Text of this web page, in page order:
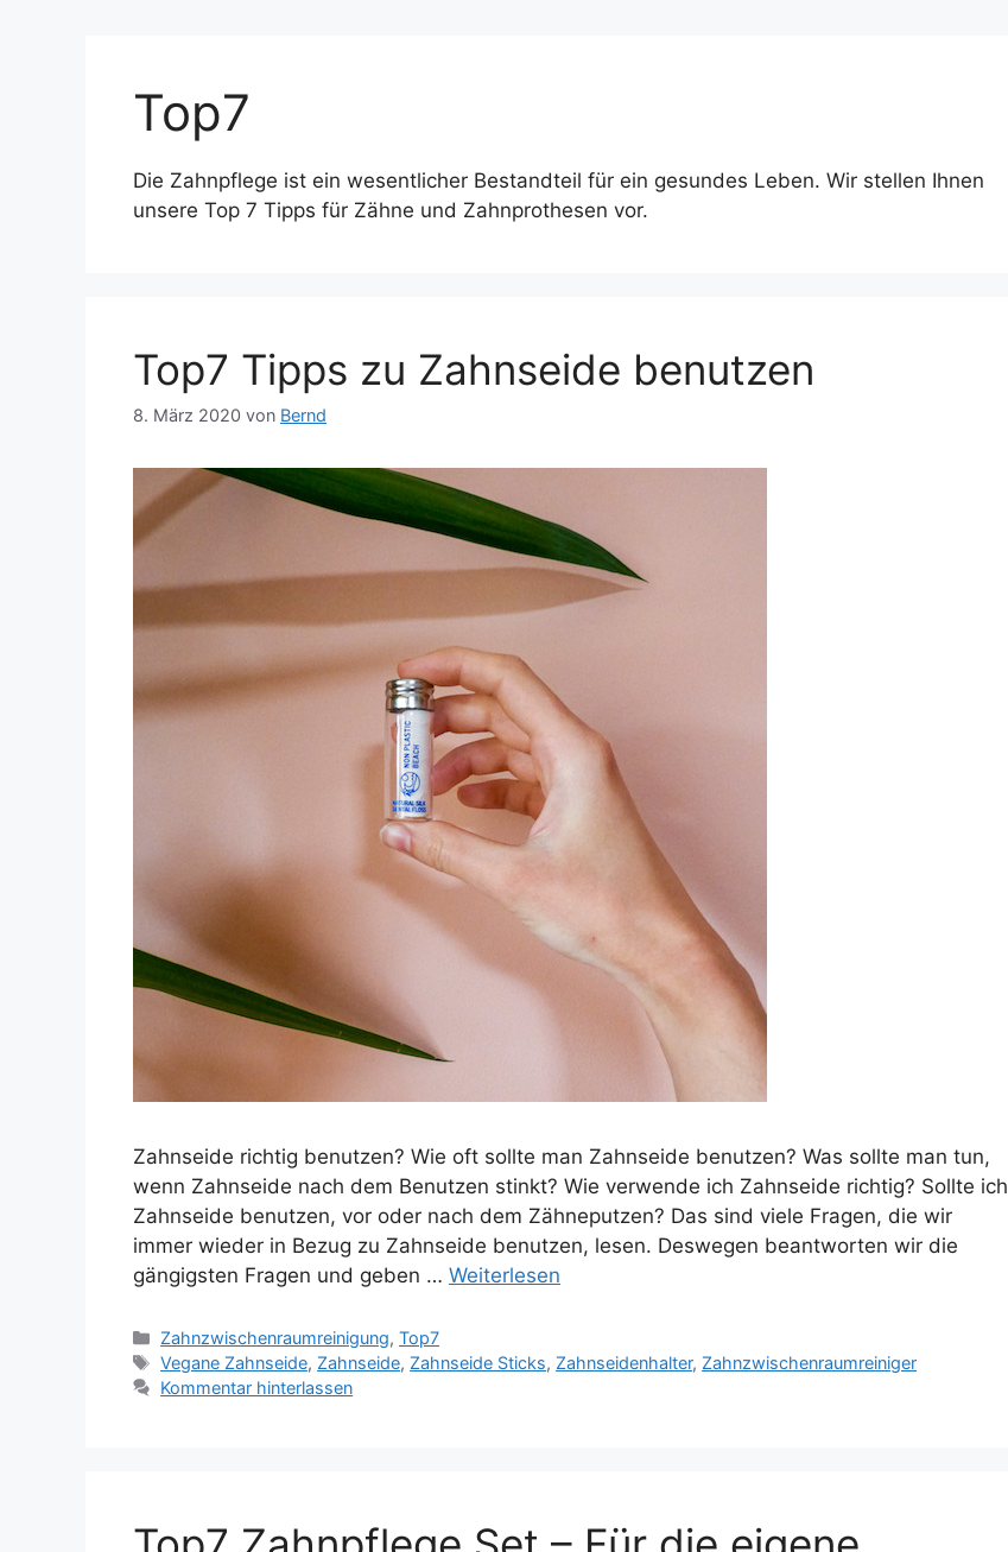
Top7
Die Zahnpflege ist ein wesentlicher Bestandteil für ein gesundes Leben. Wir stellen Ihnen
unsere Top 7 Tipps für Zähne und Zahnprothesen vor.
Top7 Tipps zu Zahnseide benutzen
8. März 2020 von Bernd
Zahnseide richtig benutzen? Wie oft sollte man Zahnseide benutzen? Was sollte man tun,
wenn Zahnseide nach dem Benutzen stinkt? Wie verwende ich Zahnseide richtig? Sollte ich
Zahnseide benutzen, vor oder nach dem Zähneputzen? Das sind viele Fragen, die wir
immer wieder in Bezug zu Zahnseide benutzen, lesen. Deswegen beantworten wir die
gängigsten Fragen und geben … Weiterlesen
Kategorien
Zahnzwischenraumreinigung,Top7
Schlagwörter
Vegane Zahnseide, Zahnseide, Zahnseide Sticks, Zahnseidenhalter, Zahnzwischenraumreiniger
Kommentar hinterlassen